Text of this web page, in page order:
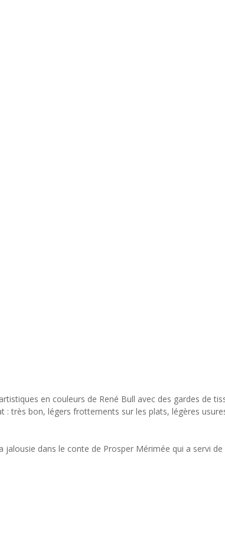
en couleurs de René Bull avec des gardes de
très bon, légers frottements sur les plats, légères
dans le conte de Prosper Mérimée qui a servi de